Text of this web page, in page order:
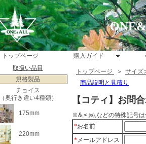
トップページ 購入ガイド
取扱い品目
規格製品
チョイス
（奥行き違い4種類）
175mm
220mm
トップページ ＞ サイズ
商品説明と見積り
【コティ】お問
※&,<,㈱,などの特殊記号は
*お名前
*メールアドレス